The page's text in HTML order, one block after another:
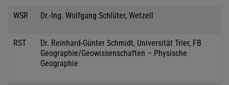
WSR Dr.-Ing. Wolfgang Schlüter, Wetzell
RST
Dr. Reinhard-Günter Schmidt, Universität Trier, FB
Geographie/Geowissenschaften – Physische
Geographie